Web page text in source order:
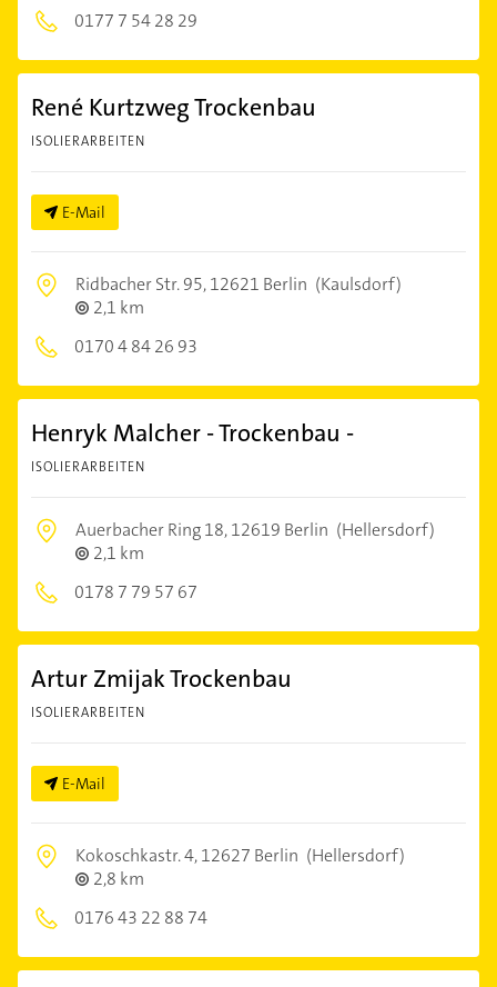
0177 7 54 28 29
René Kurtzweg Trockenbau
ISOLIERARBEITEN
E-Mail
Ridbacher Str. 95,12621 Berlin (Kaulsdorf)
2,1 km
0170 4 84 26 93
Henryk Malcher - Trockenbau -
ISOLIERARBEITEN
Auerbacher Ring 18,12619 Berlin (Hellersdorf)
2,1 km
0178 7 79 57 67
Artur Zmijak Trockenbau
ISOLIERARBEITEN
E-Mail
Kokoschkastr. 4,12627 Berlin (Hellersdorf)
2,8 km
0176 43 22 88 74